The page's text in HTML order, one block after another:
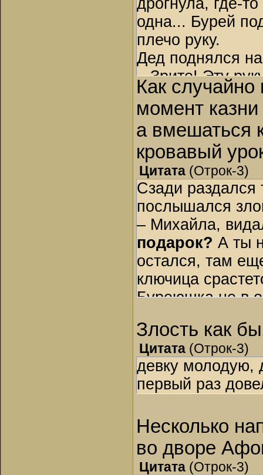
дрогнула, где-
одна... Бурей
плечо руку.
Дед поднялся
– Зрите! Эту
Как
момент
а вмешаться
кровавый
Цитата (Отрок-3)
Сзади раздался
послышался
– Михайла,
подарок? А ты
остался, там
ключица
Буреюшка не в
Дед зло
«Ну-с,
строить? Вы
или пора
Злость как
Цитата (Отрок-3)
девку молодую,
первый раз
Несколько
во дворе
Цитата (Отрок-3)